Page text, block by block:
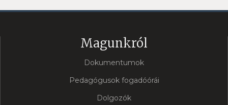
Magunkról
Dokumentumok
Pedagógusok fogadóórái
Dolgozók